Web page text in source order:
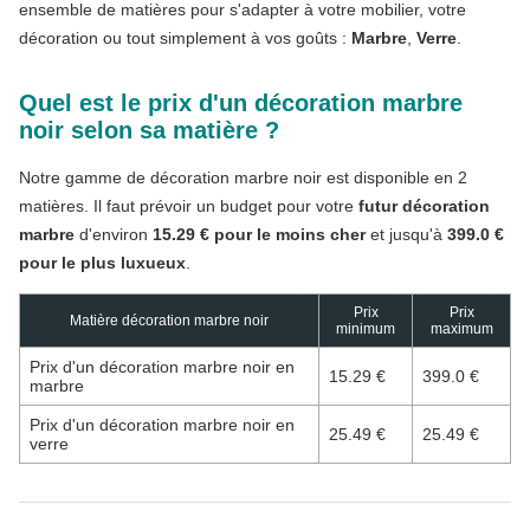
ensemble de matières pour s'adapter à votre mobilier, votre
décoration ou tout simplement à vos goûts : Marbre Verre
Quel est le prix d'un décoration marbre
noir selon sa matière ?
Notre gamme de décoration marbre noir est disponible en 2
matières. Il faut prévoir un budget pour votre futur décoration
marbre d'environ 15.29 € pour le moins cheret jusqu'à 399.0 €
pour le plus luxueux.
Matière décoration marbre noir
Prix
minimum
Prix
maximum
Prix d'un décoration marbre noir en
marbre
15.29 € 399.0 €
Prix d'un décoration marbre noir en
verre
25.49 € 25.49 €